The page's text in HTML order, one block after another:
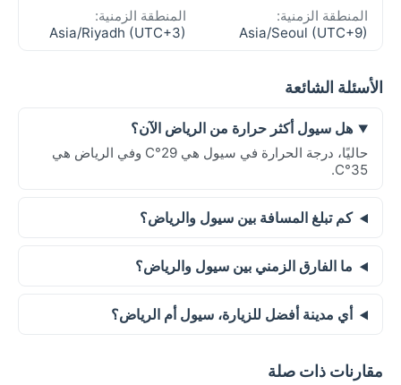
المنطقة الزمنية:
Asia/Seoul (UTC+9)
المنطقة الزمنية:
Asia/Riyadh (UTC+3)
الأسئلة الشائعة
هل سيول أكثر حرارة من الرياض الآن؟
حاليًا، درجة الحرارة في سيول هي 29°C وفي الرياض هي
35°C.
كم تبلغ المسافة بين سيول والرياض؟
ما الفارق الزمني بين سيول والرياض؟
أي مدينة أفضل للزيارة، سيول أم الرياض؟
مقارنات ذات صلة